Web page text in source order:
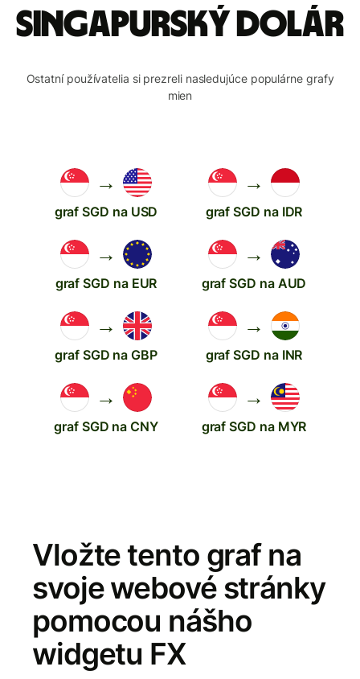
Singapurský dolár
Ostatní používatelia si prezreli nasledujúce populárne grafy
mien
→
graf SGD na USD
→
graf SGD na IDR
→
graf SGD na EUR
→
graf SGD na AUD
→
graf SGD na GBP
→
graf SGD na INR
→
graf SGD na CNY
→
graf SGD na MYR
Vložte tento graf na
svoje webové stránky
pomocou nášho
widgetu FX